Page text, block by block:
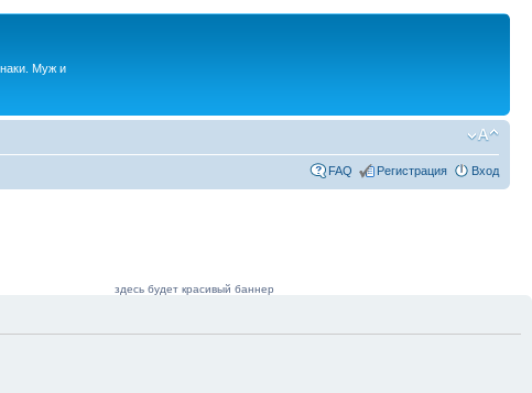
Муж и
FAQ Регистрация Вход
здесь будет красивый баннер